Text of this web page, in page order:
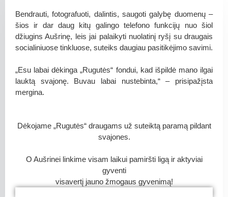
Bendrauti, fotografuoti, dalintis, saugoti galybę duomenų –
šios ir dar daug kitų galingo telefono funkcijų nuo šiol
džiugins Aušrinę, leis jai palaikyti nuolatinį ryšį su draugais
socialiniuose tinkluose, suteiks daugiau pasitikėjimo savimi.
„Esu labai dėkinga „Rugutės“ fondui, kad išpildė mano ilgai
lauktą svajonę. Buvau labai nustebinta,“ – prisipažįsta
mergina.
Dėkojame „Rugutės“ draugams už suteiktą paramą pildant
svajones.
O Aušrinei linkime visam laikui pamiršti ligą ir aktyviai
gyventi
visavertį jauno žmogaus gyvenimą!